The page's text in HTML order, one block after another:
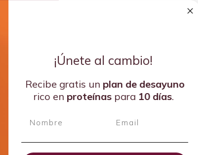
¡Únete al cambio!
Recibe gratis unplan de desayuno
rico enproteínaspara10 días.